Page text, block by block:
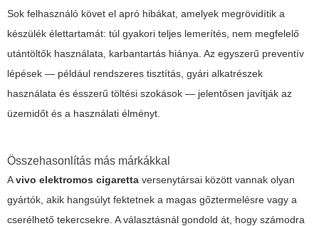
Sok felhasználó követ el apró hibákat, amelyek megrövidítik a
készülék élettartamát: túl gyakori teljes lemerítés, nem megfelelő
utántöltők használata, karbantartás hiánya. Az egyszerű preventív
lépések — például rendszeres tisztítás, gyári alkatrészek
használata és ésszerű töltési szokások — jelentősen javítják az
üzemidőt és a használati élményt.
Összehasonlítás más márkákkal
Avivo elektromos cigaretta versenytársai között vannak olyan
gyártók, akik hangsúlyt fektetnek a magas gőztermelésre vagy a
cserélhető tekercsekre. A választásnál gondold át, hogy számodra